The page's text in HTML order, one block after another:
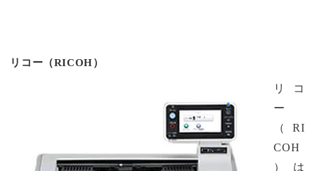
リコー（RICOH）
リコ
ー
（RI
COH
）は